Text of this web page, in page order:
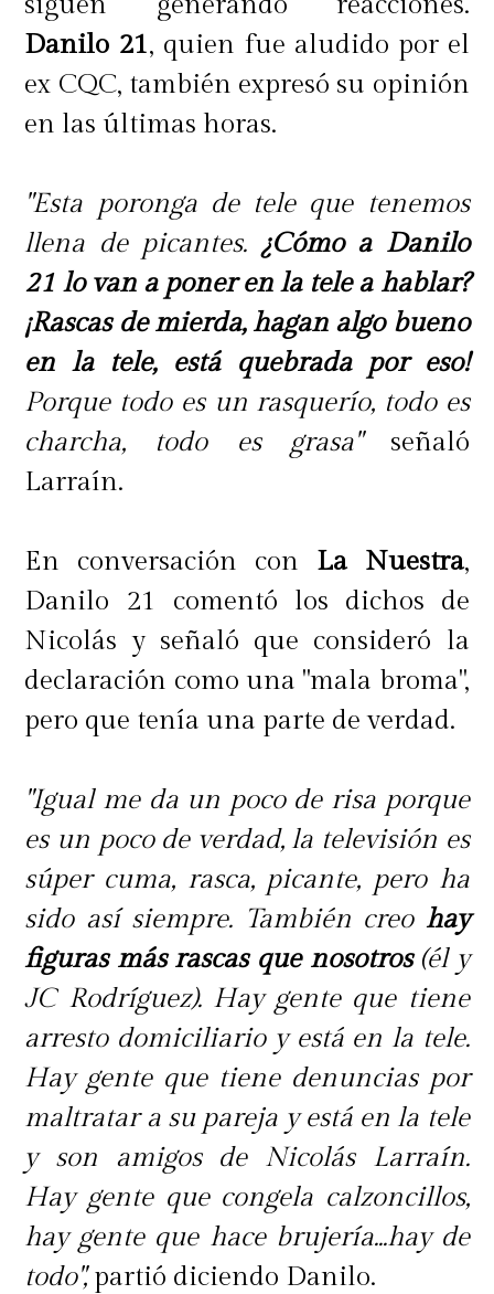
Danilo 21, quien fue aludido por el
ex CQC, también expresó su opinión
en las últimas horas.
"Esta poronga de tele que tenemos
llena de picantes. ¿Cómo a Danilo
21 lo van a poner en la tele a hablar?
¡Rascas de mierda, hagan algo bueno
en la tele, está quebrada por eso!
Porque todo es un rasquerío, todo es
charcha, todo es grasa"señaló
Larraín.
En conversación con La Nuestra,
Danilo 21 comentó los dichos de
Nicolás y señaló que consideró la
declaración como una "mala broma",
pero que tenía una parte de verdad.
"Igual me da un poco de risa porque
es un poco de verdad, la televisión es
súper cuma, rasca, picante, pero ha
sido así siempre. También creo hay
figuras más rascas que nosotros(él y
JC Rodríguez). Hay gente que tiene
arresto domiciliario y está en la tele.
Hay gente que tiene denuncias por
maltratar a su pareja y está en la tele
y son amigos de Nicolás Larraín.
Hay gente que congela calzoncillos,
hay gente que hace brujería...hay de
todo",partió diciendo Danilo.